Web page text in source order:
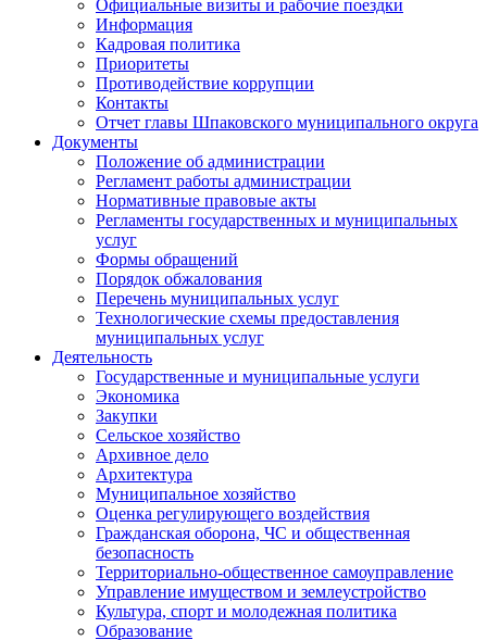
Официальные визиты и рабочие поездки
Информация
Кадровая политика
Приоритеты
Противодействие коррупции
Контакты
Отчет главы Шпаковского муниципального округа
Документы
Положение об администрации
Регламент работы администрации
Нормативные правовые акты
Регламенты государственных и муниципальных
услуг
Формы обращений
Порядок обжалования
Перечень муниципальных услуг
Технологические схемы предоставления
муниципальных услуг
Деятельность
Государственные и муниципальные услуги
Экономика
Закупки
Сельское хозяйство
Архивное дело
Архитектура
Муниципальное хозяйство
Оценка регулирующего воздействия
Гражданская оборона, ЧС и общественная
безопасность
Территориально-общественное самоуправление
Управление имуществом и землеустройство
Культура, спорт и молодежная политика
Образование